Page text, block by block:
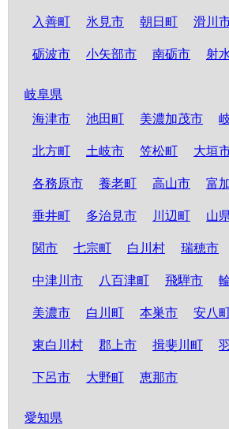
入善町 氷見市 朝日町 滑川
砺波市 小矢部市 南砺市 射
岐阜県
海津市
池田町 美濃加茂市
北方町 土岐市 笠松町 大垣
各務原市 養老町 高山市 富
垂井町 多治見市 川辺町 山
関市 七宗町 白川村 瑞穂市
中津川市 八百津町 飛騨市
美濃市 白川町 本巣市 安八
東白川村 郡上市 揖斐川町
下呂市 大野町 恵那市
愛知県